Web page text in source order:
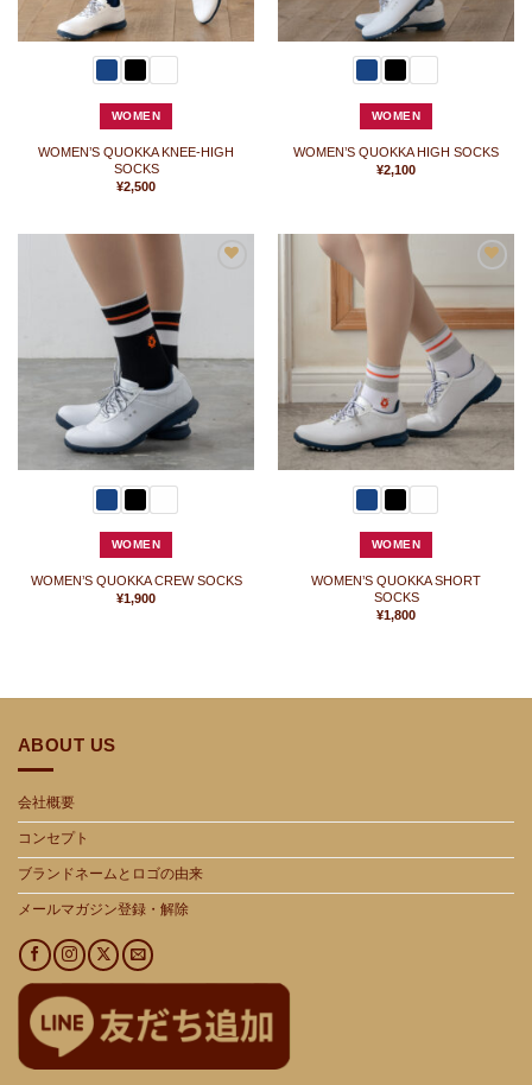
WOMEN
WOMEN’S QUOKKA KNEE-HIGH
SOCKS
¥2,500
WOMEN
WOMEN’S QUOKKA HIGH SOCKS
¥2,100
追
WOMEN
WOMEN’S QUOKKA CREW SOCKS
¥1,900
に
り
加
WOMEN
WOMEN’S QUOKKA SHORT
SOCKS
¥1,800
ABOUT US
会社概要
コンセプト
ブランドネームとロゴの由来
メールマガジン登録・解除